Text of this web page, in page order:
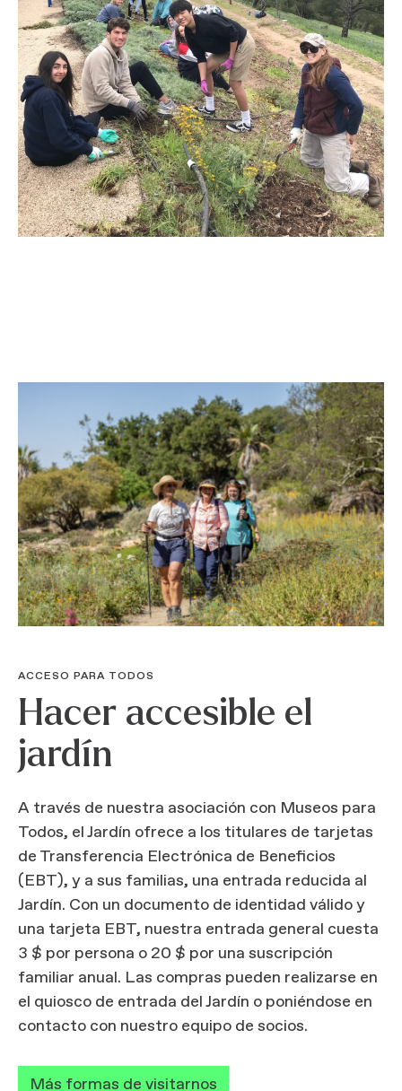
ACCESO PARA TODOS
Hacer accesible el
jardín
A través de nuestra asociación con Museos para
Todos, el Jardín ofrece a los titulares de tarjetas
de Transferencia Electrónica de Beneficios
(EBT), y a sus familias, una entrada reducida al
Jardín. Con un documento de identidad válido y
una tarjeta EBT, nuestra entrada general cuesta
3 $ por persona o 20 $ por una suscripción
familiar anual. Las compras pueden realizarse en
el quiosco de entrada del Jardín o poniéndose en
contacto con nuestro equipo de socios.
Más formas de visitarnos